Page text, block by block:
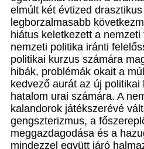
elmúlt két évtized
legborzalmasabb
hiátus keletkezett a
nemzeti politika iránti
politikai kurzus számára
hibák, problémák okait a
kedvező aurát az új
hatalom urai számára. A
kalandorok játékszerévé
gengszterizmus, a
meggazdagodása és a
mindezzel együtt járó